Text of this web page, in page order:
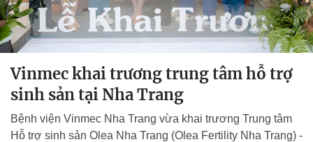
Vinmec khai trương trung tâm hỗ trợ
sinh sản tại Nha Trang
Bệnh viện Vinmec Nha Trang vừa khai trương Trung tâm
Hỗ trợ sinh sản Olea Nha Trang (Olea Fertility Nha Trang) -